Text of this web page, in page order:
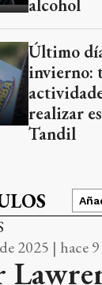
alcohol
Último
invierno:
realizar
Tandil
2025 | hace 9